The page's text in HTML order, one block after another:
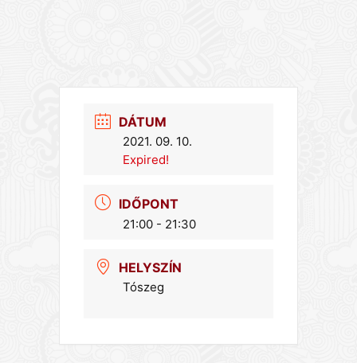
DÁTUM
2021. 09. 10.
Expired!
IDŐPONT
21:00 - 21:30
HELYSZÍN
Tószeg